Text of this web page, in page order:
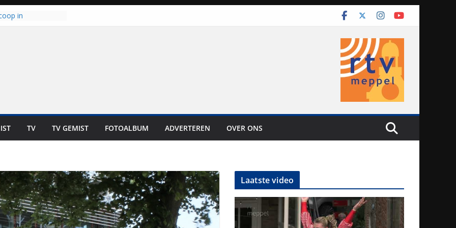
in
niet in geld uit te
warme dagen
Mokum
TV TV GEMIST FOTOALBUM ADVERTEREN OVER ONS
Laatste video